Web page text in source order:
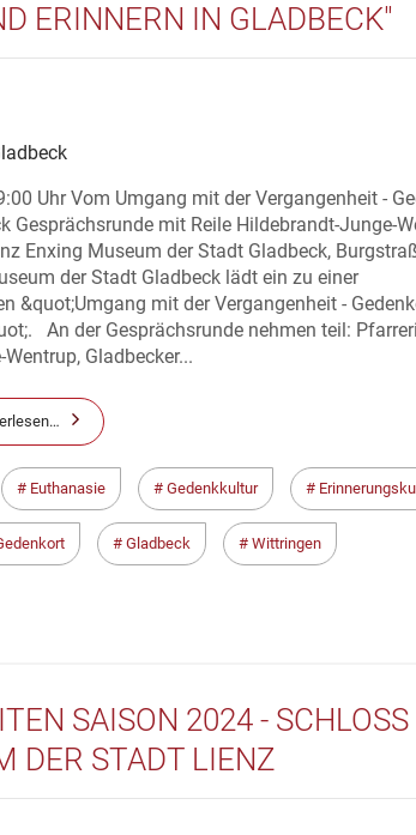
ERINNERN IN GLADBECK"
Uhr Vom Umgang mit der Vergangenheit -
Gesprächsrunde mit Reile Hildebrandt-Junge-
Enxing Museum der Stadt Gladbeck,
der Stadt Gladbeck lädt ein zu einer
&quot;Umgang mit der Vergangenheit -
An der Gesprächsrunde nehmen teil:
Gladbecker...
Euthanasie Gedenkkultur
Gladbeck Wittringen
SAISON 2024 - SCHLOSS
DER STADT LIENZ